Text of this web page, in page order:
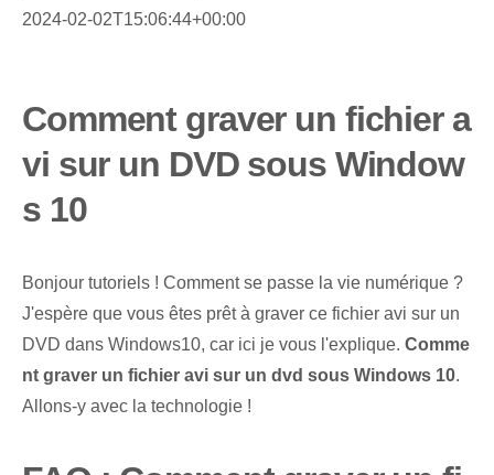
2024-02-02T15:06:44+00:00
Comment graver un fichier a
vi sur un DVD sous Window
s 10
Bonjour tutoriels !​ Comment se passe la vie numérique ?
J'espère que vous êtes prêt à graver ce⁤ fichier avi sur un
DVD dans ⁤Windows⁤10‌, car ici je vous l'explique. Comme
nt graver un fichier avi sur un ‌dvd sous Windows 10.
Allons-y avec la technologie !